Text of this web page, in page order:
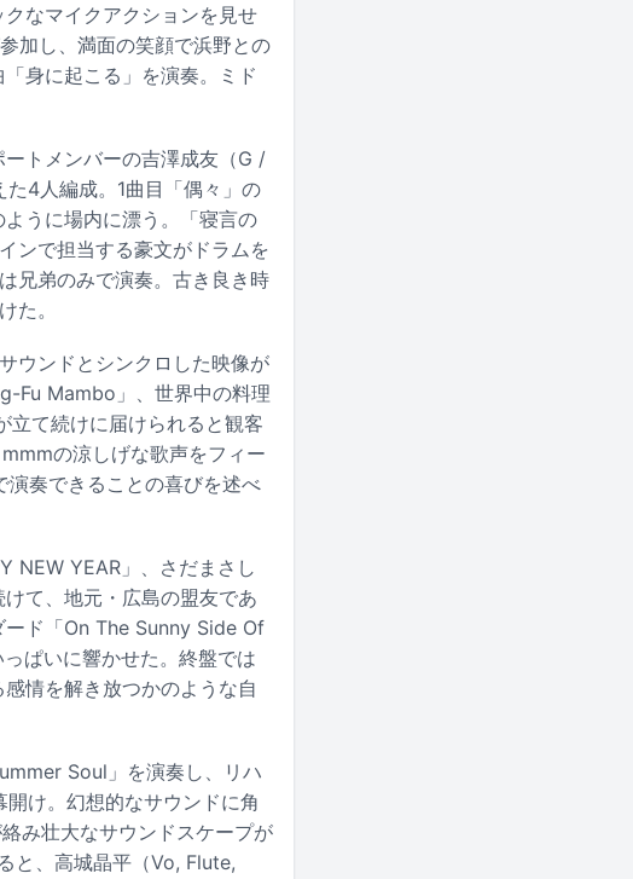
なマイクアクションを見せ
加し、満面の笑顔で浜野との
身に起こる」を演奏。ミド
トメンバーの吉澤成友（G /
4人編成。1曲目「偶々」の
うに場内に漂う。「寝言の
ンで担当する豪文がドラムを
兄弟のみで演奏。古き良き時
た。
ウンドとシンクロした映像が
Fu Mambo」、世界中の料理
立て続けに届けられると観客
の涼しげな歌声をフィー
奏できることの喜びを述べ
NEW YEAR」、さだまさし
て、地元・広島の盟友であ
ード「On The Sunny Side Of
ぱいに響かせた。終盤では
情を解き放つかのような自
Soul」を演奏し、リハ
け。幻想的なサウンドに角
み壮大なサウンドスケープが
と、高城晶平（Vo, Flute,